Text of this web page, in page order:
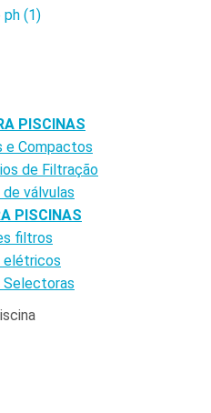
PISCINAS
e Compactos
de Filtração
válvulas
PISCINAS
filtros
elétricos
Selectoras